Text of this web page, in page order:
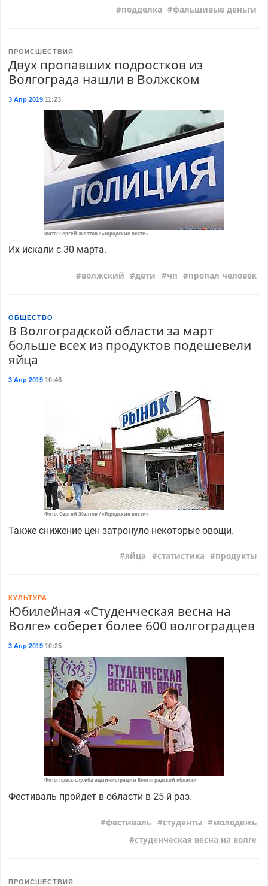
подделка фальшивые деньги
ПРОИСШЕСТВИЯ
Двух пропавших подростков из
Волгограда нашли в Волжском
3 Апр 201911:23
Фото: Сергей Желтов / «Городские вести»
Их искали с 30 марта.
волжский дети чп пропал человек
ОБЩЕСТВО
В Волгоградской области за март
больше всех из продуктов подешевели
яйца
3 Апр 201910:46
Фото: Сергей Желтов / «Городские вести»
Также снижение цен затронуло некоторые овощи.
яйца статистика продукты
КУЛЬТУРА
Юбилейная «Студенческая весна на
Волге» соберет более 600 волгоградцев
3 Апр 201910:25
Фото: пресс-служба администрации Волгоградской области
Фестиваль пройдет в области в 25-й раз.
фестиваль студенты
молодежь
студенческая весна на волге
ПРОИСШЕСТВИЯ